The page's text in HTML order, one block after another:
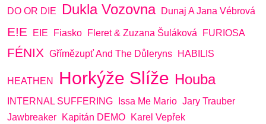
DO OR DIE Dukla Vozovna Dunaj A Jana Vébrová
E!E EIE Fiasko Fleret & Zuzana Šuláková FURIOSA
FÉNIX Gřímězupť And The Důleryns HABILIS
HEATHEN Horkýže Slíže Houba
INTERNAL SUFFERING Issa Me Mario Jary Trauber
Jawbreaker
Kapitán DEMO Karel Vepřek